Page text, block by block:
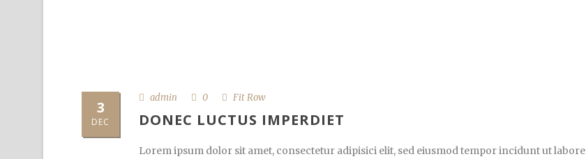
3
DEC
admin 0 Fit Row
DONEC LUCTUS IMPERDIET
Lorem ipsum dolor sit amet, consectetur adipisici elit, sed eiusmod tempor incidunt ut labore